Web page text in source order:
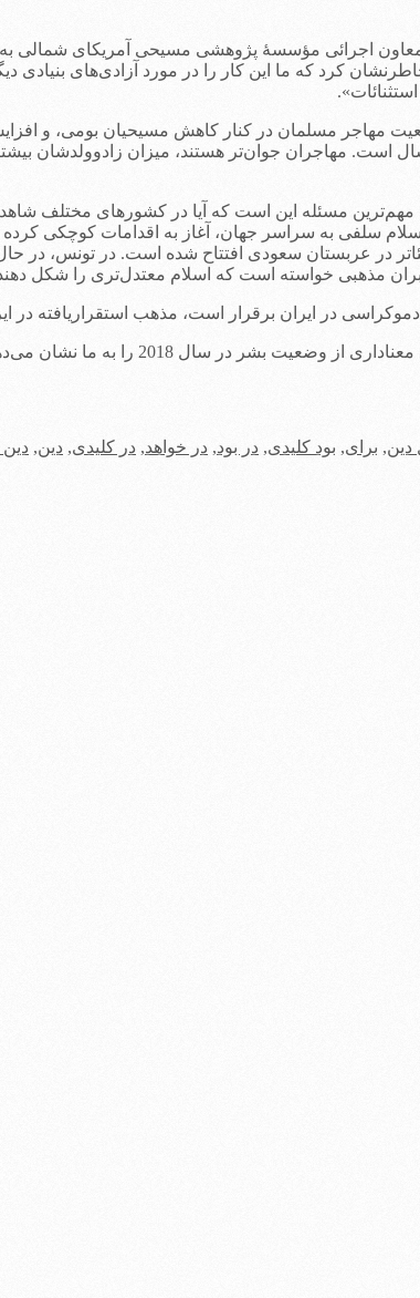
اجرائی مؤسسۀ پژوهشی مسیحی آمریکای شمالی
کرد که ما این کار را در مورد آزادی‌های بنیادی
مهاجر مسلمان در کنار کاهش مسیحیان بومی، و
آیندۀ جامعه هستند. برای مثال در آلمان متوسط سنِ بومی‌ها 47 سال است. مهاجران
مسئله این است که آیا در کشورهای مختلف شاهد
سلفی به سراسر جهان، آغاز به اقدامات کوچکی
در عربستان سعودی افتتاح شده است. در تونس، در
مذهبی خواسته است که اسلام معتدل‌تری را شکل
در ایران برقرار است، مذهب استقراریافته
می‌دهد؛ ما نگاه‌مان را از روی این لنزها برنمی‌داریم.
دین, برای, بود کلیدی, در بود, در خواهد, در کلیدی, دین,